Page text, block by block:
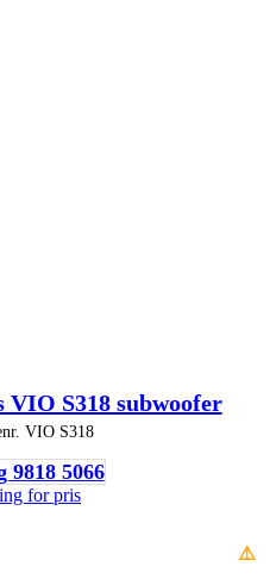
VIO S318 subwoofer
VIO S318
9818 5066
for pris
⚠️